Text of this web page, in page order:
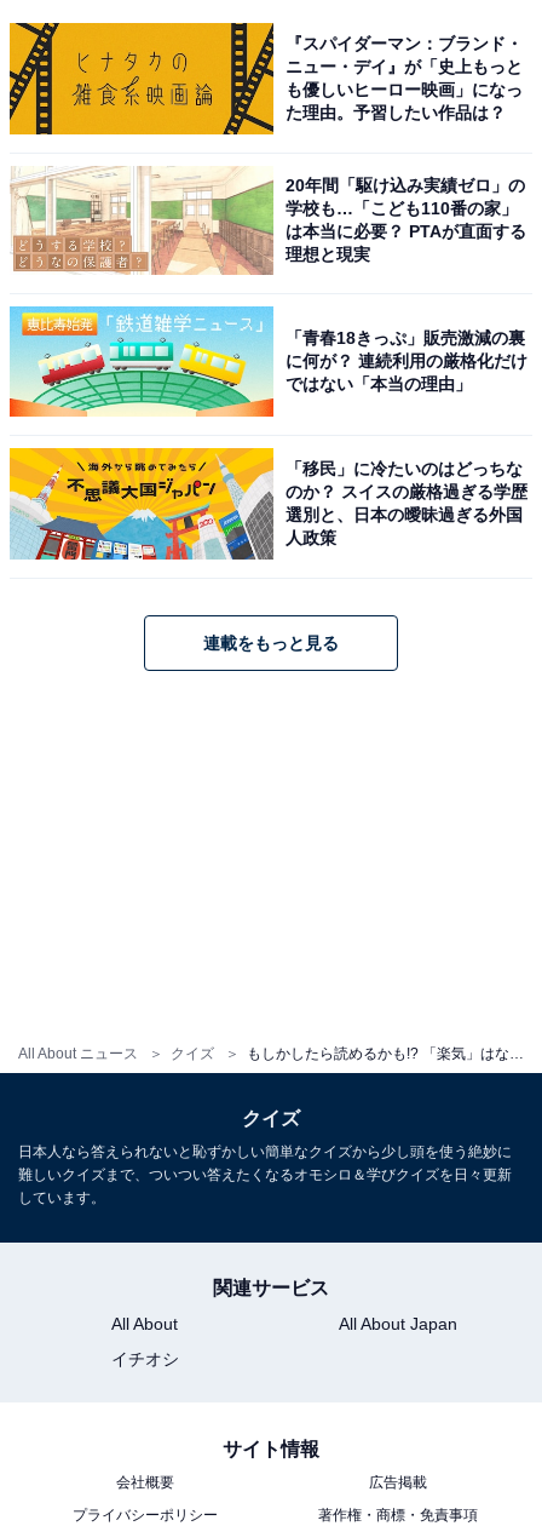
All About ニュース クイズ
・
もしかしたら読めるかも!? 「南椎」はなんて読むでしょ
・
初見で分かったらすごい！ 「輝人」はなんて読むでしょ
『スパイダーマン：ブランド・
ニュー・デイ』が「史上もっと
も優しいヒーロー映画」になっ
た理由。予習したい作品は？
20年間「駆け込み実績ゼロ」の
学校も…「こども110番の家」
は本当に必要？ PTAが直面する
理想と現実
「青春18きっぷ」販売激減の裏
に何が？ 連続利用の厳格化だけ
ではない「本当の理由」
「移民」に冷たいのはどっちな
のか？ スイスの厳格過ぎる学歴
選別と、日本の曖昧過ぎる外国
人政策
連載をもっと見る
クイズ
日本人なら答えられないと恥ずかしい簡単なクイズから少し頭を使う絶妙に
難しいクイズまで、ついつい答えたくなるオモシロ＆学びクイズを日々更新
しています。
関連サービス
All About
All About Japan
イチオシ
サイト情報
会社概要
広告掲載
プライバシーポリシー
著作権・商標・免責事項